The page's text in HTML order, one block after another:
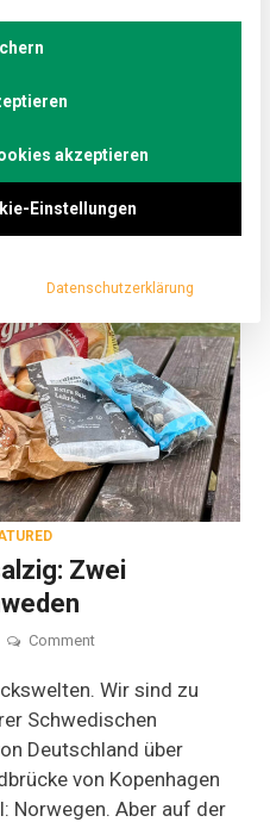
Innovation
Camp
’26
morgen schon im
Beim achten Food
Zwei
Commenton
süß
und
salzig:
Zwei
aus
Schweden
Wir sind zu
Schwedischen
Deutschland über
von Kopenhagen
Norwegen. Aber auf der
akzeptieren
Einstellungen
Datenschutzerklärung